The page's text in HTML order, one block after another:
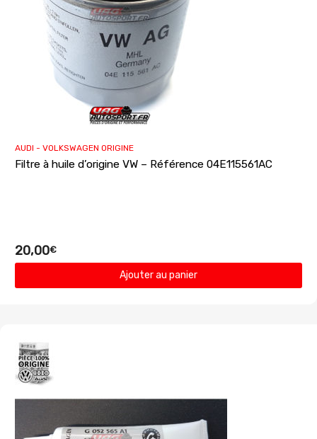
AUDI - VOLKSWAGEN ORIGINE
Filtre à huile d’origine VW – Référence 04E115561AC
20,00€
Ajouter au panier